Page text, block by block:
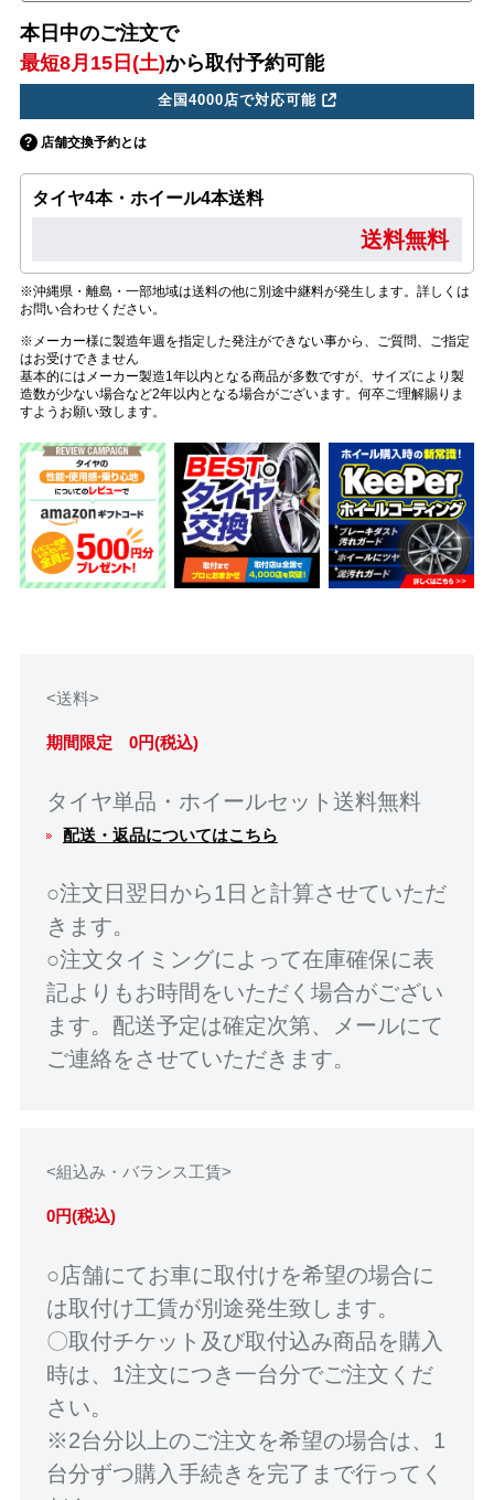
本日中のご注文で
最短8月15日(土)から取付予約可能
全国4000店で対応可能
店舗交換予約とは
タイヤ4本・ホイール4本送料
送料無料
※沖縄県・離島・一部地域は送料の他に別途中継料が発生します。詳しくは
お問い合わせください。
※メーカー様に製造年週を指定した発注ができない事から、ご質問、ご指定
はお受けできません
基本的にはメーカー製造1年以内となる商品が多数ですが、サイズにより製
造数が少ない場合など2年以内となる場合がございます。何卒ご理解賜りま
すようお願い致します。
<送料>
期間限定 0円(税込)
タイヤ単品・ホイールセット送料無料
配送・返品についてはこちら
○注文日翌日から1日と計算させていただ
きます。
○注文タイミングによって在庫確保に表
記よりもお時間をいただく場合がござい
ます。配送予定は確定次第、メールにて
ご連絡をさせていただきます。
<組込み・バランス工賃>
0円(税込)
○店舗にてお車に取付けを希望の場合に
は取付け工賃が別途発生致します。
〇取付チケット及び取付込み商品を購入
時は、1注文につき一台分でご注文くだ
さい。
※2台分以上のご注文を希望の場合は、1
台分ずつ購入手続きを完了まで行ってく